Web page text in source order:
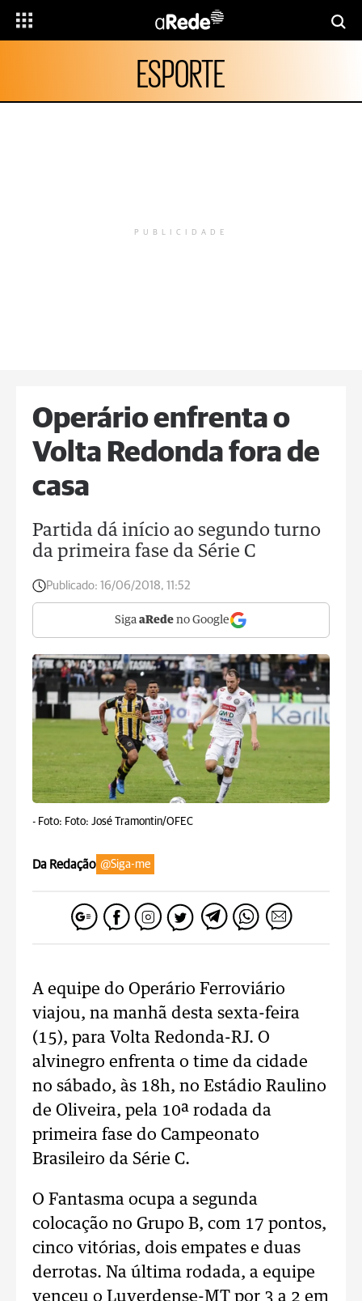
ESPORTE
PUBLICIDADE
Operário enfrenta o
Volta Redonda fora de
casa
Partida dá início ao segundo turno
da primeira fase da Série C
Publicado: 16/06/2018, 11:52
Siga aRede no Google
- Foto: Foto: José Tramontin/OFEC
Da Redação @Siga-me
A equipe do Operário Ferroviário
viajou, na manhã desta sexta-feira
(15), para Volta Redonda-RJ. O
alvinegro enfrenta o time da cidade
no sábado, às 18h, no Estádio Raulino
de Oliveira, pela 10ª rodada da
primeira fase do Campeonato
Brasileiro da Série C.
O Fantasma ocupa a segunda
colocação no Grupo B, com 17 pontos,
cinco vitórias, dois empates e duas
derrotas. Na última rodada, a equipe
venceu o Luverdense-MT por 3 a 2 em